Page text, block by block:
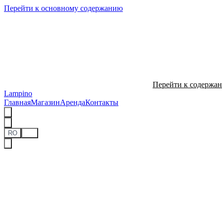
Перейти к основному содержанию
Перейти к
Lampino
ГлавнаяМагазинАрендаКонтакты
RO